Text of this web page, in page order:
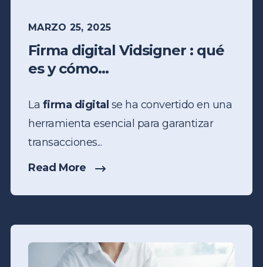
MARZO 25, 2025
Firma digital Vidsigner : qué
es y cómo...
La firma digital se ha convertido en una
herramienta esencial para garantizar
transacciones...
Read More